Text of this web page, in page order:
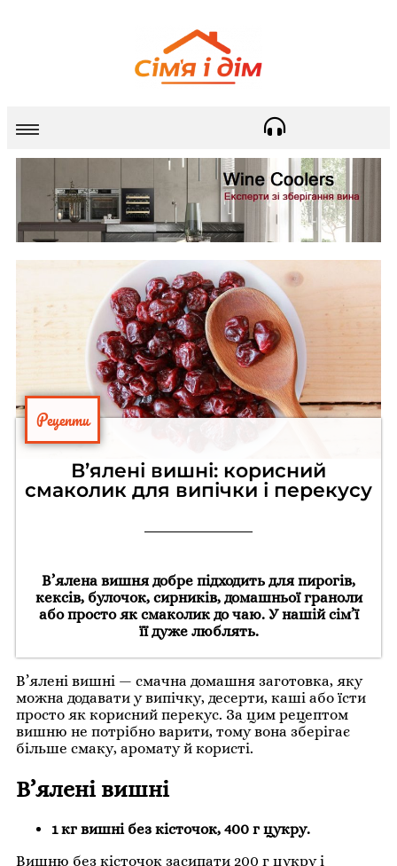
Рецепти
В’ялені вишні: корисний
смаколик для випічки і перекусу
В’ялена вишня добре підходить для пирогів,
кексів, булочок, сирників, домашньої граноли
або просто як смаколик до чаю. У нашій сім’ї
її дуже люблять.
В’ялені вишні — смачна домашня заготовка, яку
можна додавати у випічку, десерти, каші або їсти
просто як корисний перекус. За цим рецептом
вишню не потрібно варити, тому вона зберігає
більше смаку, аромату й користі.
В’ялені вишні
1 кг вишні без кісточок, 400 г цукру.
Вишню без кісточок засипати 200 г цукру і